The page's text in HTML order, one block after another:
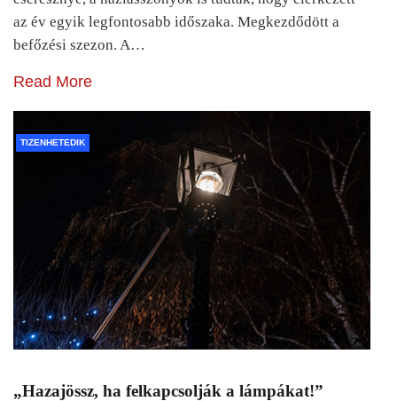
az év egyik legfontosabb időszaka. Megkezdődött a
befőzési szezon. A…
Read More
TIZENHETEDIK
„Hazajössz, ha felkapcsolják a lámpákat!”